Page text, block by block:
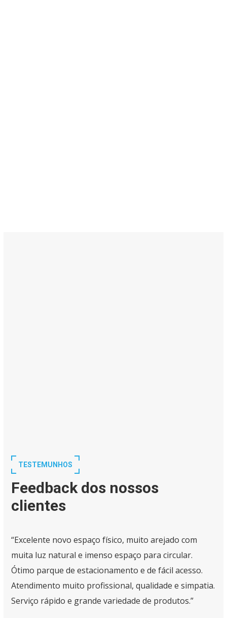
TESTEMUNHOS
Feedback dos nossos
clientes
“Excelente novo espaço físico, muito arejado com
muita luz natural e imenso espaço para circular.
Ótimo parque de estacionamento e de fácil acesso.
Atendimento muito profissional, qualidade e simpatia.
Serviço rápido e grande variedade de produtos.”